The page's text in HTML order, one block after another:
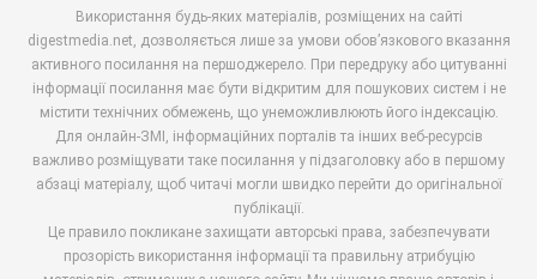
Використання будь-яких матеріалів, розміщених на сайті
digestmedia.net, дозволяється лише за умови обов’язкового вказання
активного посилання на першоджерело. При передруку або цитуванні
інформації посилання має бути відкритим для пошукових систем і не
містити технічних обмежень, що унеможливлюють його індексацію.
Для онлайн-ЗМІ, інформаційних порталів та інших веб-ресурсів
важливо розміщувати таке посилання у підзаголовку або в першому
абзаці матеріалу, щоб читачі могли швидко перейти до оригінальної
публікації.
Це правило покликане захищати авторські права, забезпечувати
прозорість використання інформації та правильну атрибуцію